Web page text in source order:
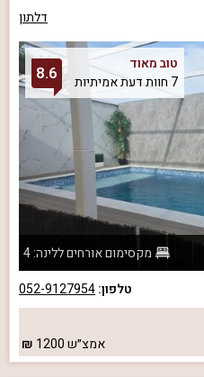
דלתון
טוב מאוד
7 חוות דעת אמיתיות
8.6
מקסימום אורחים ללינה: 4
טלפון:052-9127954
אמצ״ש1200